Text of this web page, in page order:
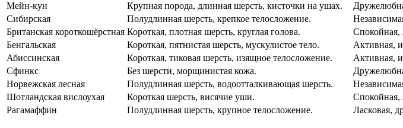
Мейн-кун
Крупная порода, длинная шерсть, кисточки на ушах.
Сибирская
Полудлинная шерсть, крепкое телосложение.
Британская короткошёрстная Короткая, плотная шерсть, круглая голова.
Спокойная,
Бенгальская
Короткая, пятнистая шерсть, мускулистое тело.
Активная,
Абиссинская
Короткая, тиковая шерсть, изящное телосложение.
Активная,
Сфинкс
Без шерсти, морщинистая кожа.
Норвежская лесная
Полудлинная шерсть, водоотталкивающая шерсть.
Шотландская вислоухая
Короткая шерсть, висячие уши.
Спокойная,
Рагамаффин
Полудлинная шерсть, крупное телосложение. Ласковая,